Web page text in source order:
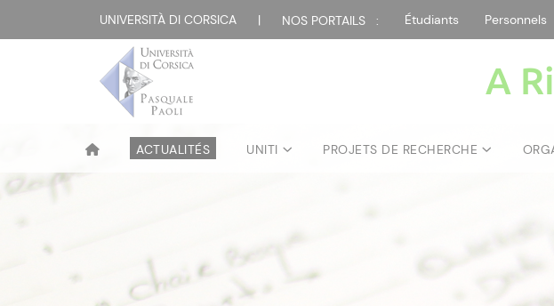
UNIVERSITÀ DI CORSICA | NOS PORTAILS : Étudiants Personnels
A
ACTUALITÉS UNITI PROJETS DE RECHERCHE